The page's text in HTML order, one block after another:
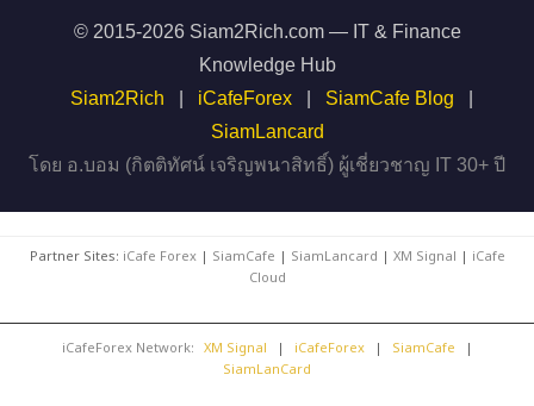
© 2015-2026 Siam2Rich.com — IT & Finance
Knowledge Hub
Siam2Rich
iCafeForex SiamCafe Blog
SiamLancard
โดย อ.บอม (กิตติทัศน์ เจริญพนาสิทธิ์) ผู้เชี่ยวชาญ IT 30+ ปี
Partner Sites: iCafe Forex| SiamCafe | SiamLancard | XM Signal | iCafe
Cloud
iCafeForex Network: XM Signal | iCafeForex | SiamCafe
|
SiamLanCard